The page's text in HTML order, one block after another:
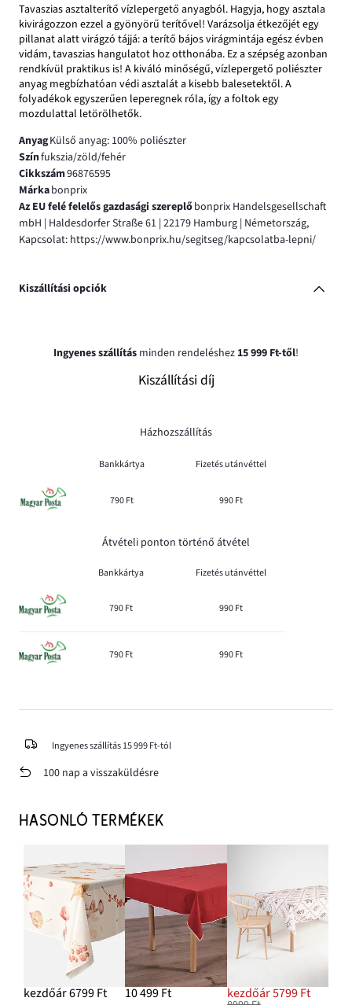
Tavaszias asztalterítő vízlepergető anyagból. Hagyja, hogy asztala
kivirágozzon ezzel a gyönyörű terítővel! Varázsolja étkezőjét egy
pillanat alatt virágzó tájjá: a terítő bájos virágmintája egész évben
vidám, tavaszias hangulatot hoz otthonába. Ez a szépség azonban
rendkívül praktikus is! A kiváló minőségű, vízlepergető poliészter
anyag megbízhatóan védi asztalát a kisebb balesetektől. A
folyadékok egyszerűen leperegnek róla, így a foltok egy
mozdulattal letörölhetők.
AnyagKülső anyag: 100% poliészter
Színfukszia/zöld/fehér
Cikkszám96876595
Márkabonprix
Az EU felé felelős gazdasági szereplőbonprix Handelsgesellschaft
mbH | Haldesdorfer Straße 61 | 22179 Hamburg | Németország,
Kapcsolat: https://www.bonprix.hu/segitseg/kapcsolatba-lepni/
Kiszállítási opciók
Ingyenes szállítás minden rendeléshez 15 999 Ft-től!
Kiszállítási díj
Házhozszállítás
Bankkártya Fizetés utánvéttel
790 Ft 990 Ft
Átvételi ponton történő átvétel
Bankkártya Fizetés utánvéttel
790 Ft 990 Ft
790 Ft 990 Ft
Ingyenes szállítás 15 999 Ft-tól
100 nap a visszaküldésre
HASONLÓ TERMÉKEK
kezdőár 6799 Ft 10 499 Ft kezdőár 5799 Ft